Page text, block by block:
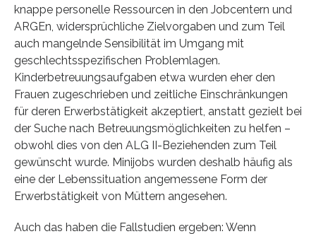
knappe personelle Ressourcen in den Jobcentern und
ARGEn, widersprüchliche Zielvorgaben und zum Teil
auch mangelnde Sensibilität im Umgang mit
geschlechtsspezifischen Problemlagen.
Kinderbetreuungsaufgaben etwa wurden eher den
Frauen zugeschrieben und zeitliche Einschränkungen
für deren Erwerbstätigkeit akzeptiert, anstatt gezielt bei
der Suche nach Betreuungsmöglichkeiten zu helfen –
obwohl dies von den ALG II-Beziehenden zum Teil
gewünscht wurde. Minijobs wurden deshalb häufig als
eine der Lebenssituation angemessene Form der
Erwerbstätigkeit von Müttern angesehen.
Auch das haben die Fallstudien ergeben: Wenn